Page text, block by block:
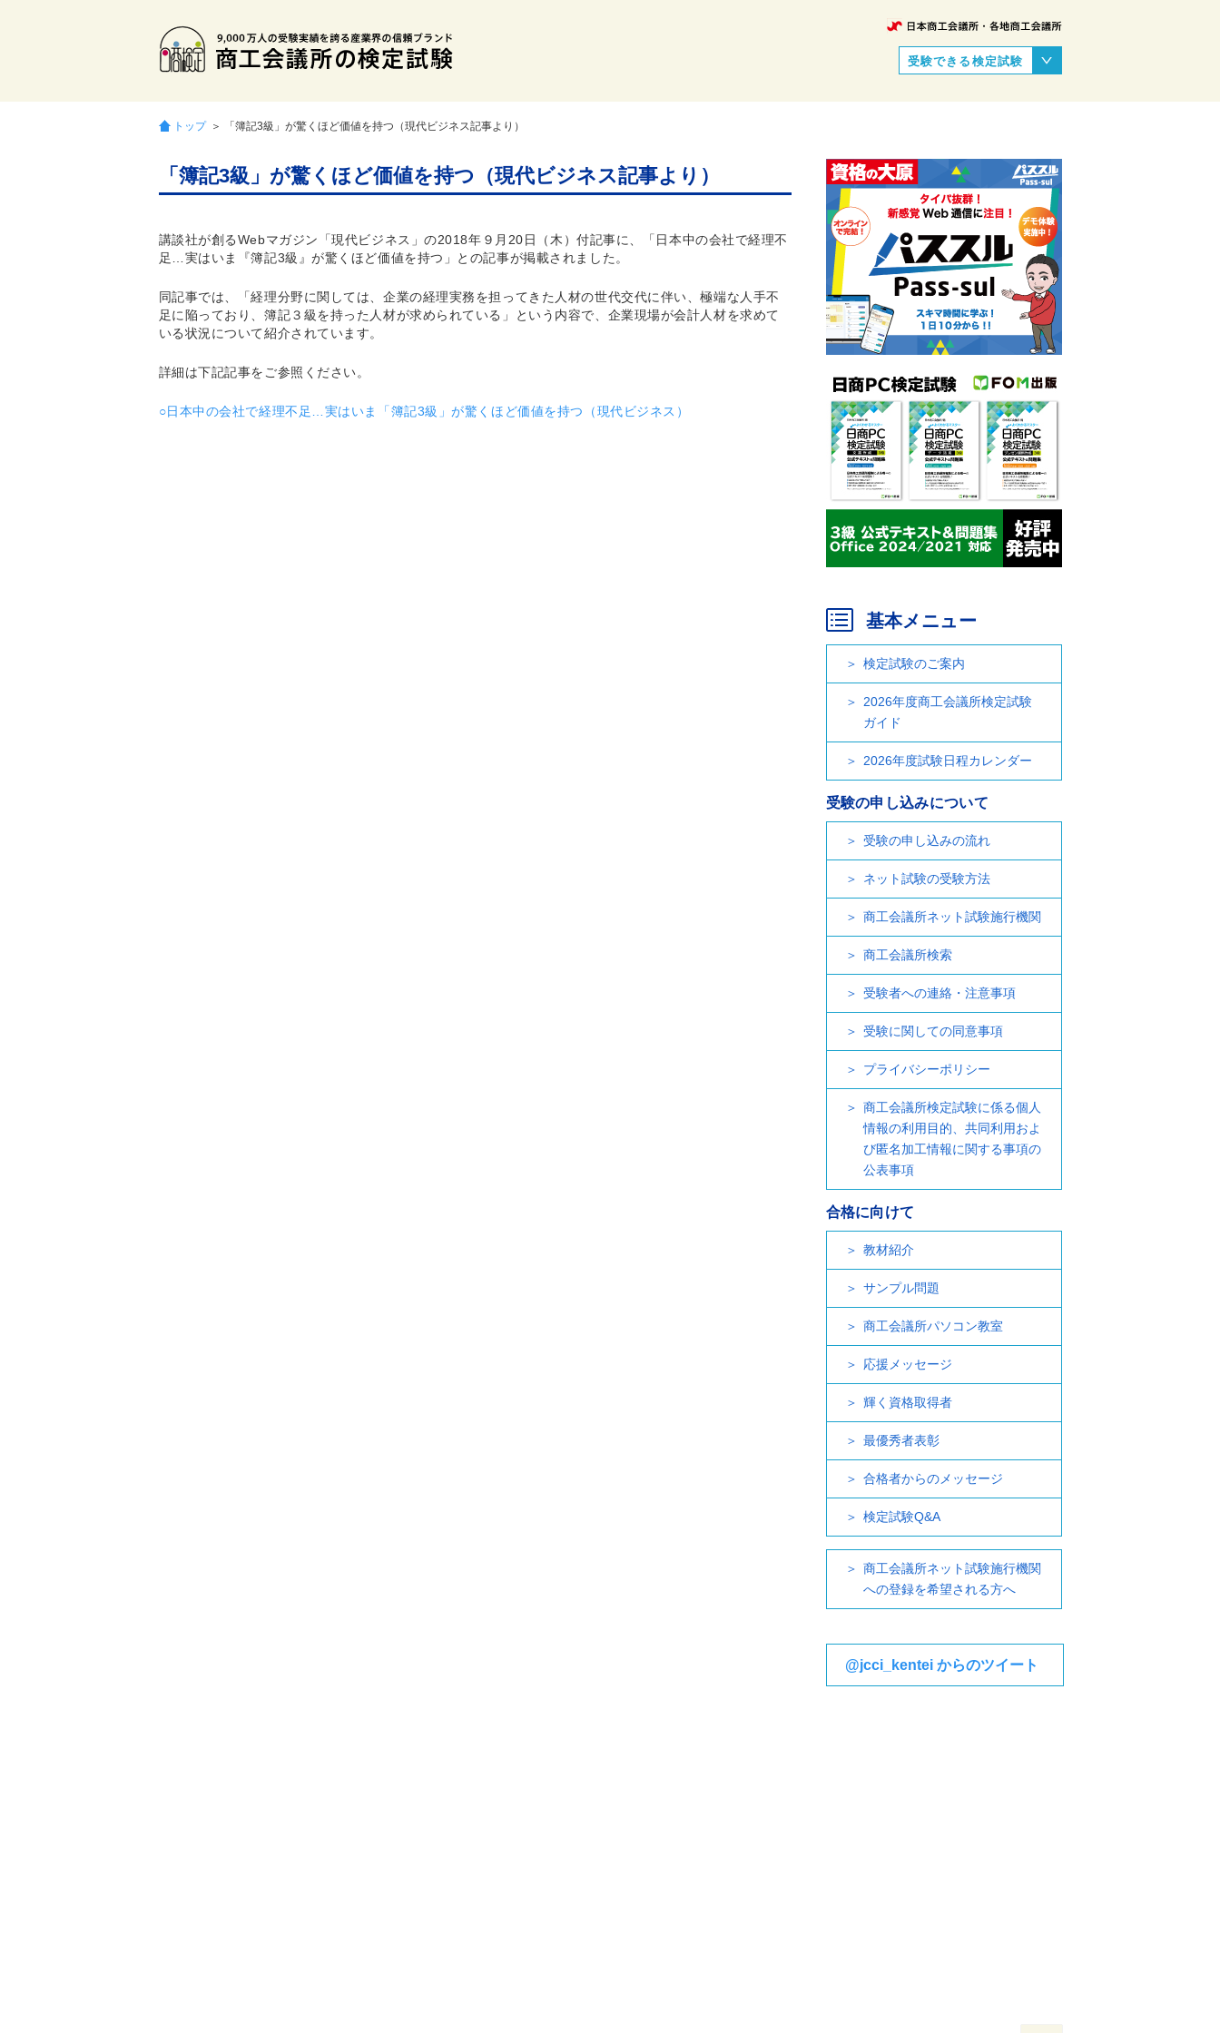
受験できる検定試験
トップ ＞ 「簿記3級」が驚くほど価値を持つ（現代ビジネス記事より）
「簿記3級」が驚くほど価値を持つ（現代ビジネス記事より）
講談社が創るWebマガジン「現代ビジネス」の2018年９月20日（木）付記事に、「日本中の会社で経理不
足…実はいま『簿記3級』が驚くほど価値を持つ」との記事が掲載されました。
同記事では、「経理分野に関しては、企業の経理実務を担ってきた人材の世代交代に伴い、極端な人手不
足に陥っており、簿記３級を持った人材が求められている」という内容で、企業現場が会計人材を求めて
いる状況について紹介されています。
詳細は下記記事をご参照ください。
○日本中の会社で経理不足…実はいま「簿記3級」が驚くほど価値を持つ（現代ビジネス）
基本メニュー
検定試験のご案内
2026年度商工会議所検定試験
ガイド
2026年度試験日程カレンダー
受験の申し込みについて
受験の申し込みの流れ
ネット試験の受験方法
商工会議所ネット試験施行機関
商工会議所検索
受験者への連絡・注意事項
受験に関しての同意事項
プライバシーポリシー
商工会議所検定試験に係る個人
情報の利用目的、共同利用およ
び匿名加工情報に関する事項の
公表事項
合格に向けて
教材紹介
サンプル問題
商工会議所パソコン教室
応援メッセージ
輝く資格取得者
最優秀者表彰
合格者からのメッセージ
検定試験Q&A
商工会議所ネット試験施行機関
への登録を希望される方へ
@jcci_kentei からのツイート